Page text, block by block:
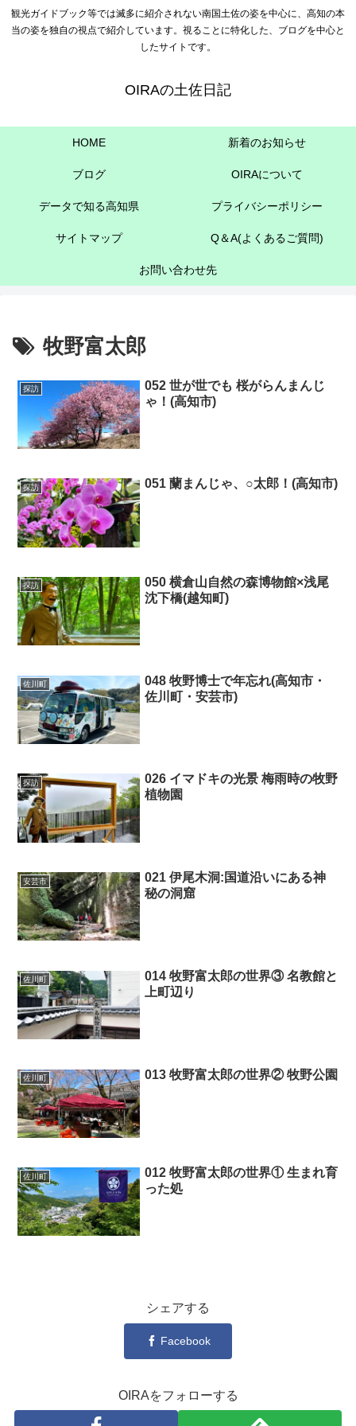
観光ガイドブック等では滅多に紹介されない南国土佐の姿を中心に、高知の本
当の姿を独自の視点で紹介しています。視ることに特化した、ブログを中心と
したサイトです。
OIRAの土佐日記
HOME 新着のお知らせ
ブログ OIRAについて
データで知る高知県 プライバシーポリシー
サイトマップ Q＆A(よくあるご質問)
お問い合わせ先
牧野富太郎
探訪
052 世が世でも 桜がらんまんじ
ゃ！(高知市)
探訪 051 蘭まんじゃ、○太郎！(高知市)
探訪
050 横倉山自然の森博物館×浅尾
沈下橋(越知町)
佐川町
048 牧野博士で年忘れ(高知市・
佐川町・安芸市)
探訪
026 イマドキの光景 梅雨時の牧野
植物園
安芸市
021 伊尾木洞:国道沿いにある神
秘の洞窟
佐川町
014 牧野富太郎の世界③ 名教館と
上町辺り
佐川町 013 牧野富太郎の世界② 牧野公園
佐川町
012 牧野富太郎の世界① 生まれ育
った処
シェアする
Facebook
OIRAをフォローする